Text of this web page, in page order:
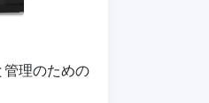
理のための